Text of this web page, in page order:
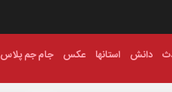
دانش استانها عکس جام جم پلاس